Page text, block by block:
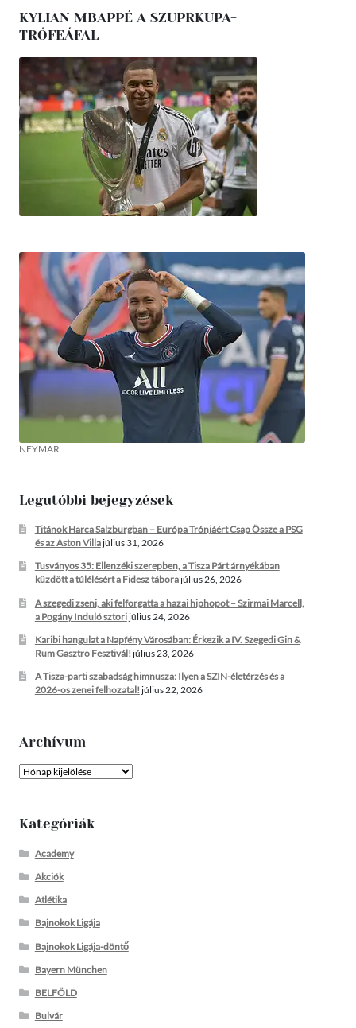
KYLIAN MBAPPÉ A SZUPRKUPA-
TRÓFEÁFAL
NEYMAR
Legutóbbi bejegyzések
Titánok Harca Salzburgban – Európa Trónjáért Csap Össze a PSG
és az Aston Villajúlius 31, 2026
Tusványos 35: Ellenzéki szerepben, a Tisza Párt árnyékában
küzdött a túlélésért a Fidesz táborajúlius 26, 2026
A szegedi zseni, aki felforgatta a hazai hiphopot – Szirmai Marcell,
a Pogány Induló sztorijúlius 24, 2026
Karibi hangulat a Napfény Városában: Érkezik a IV. Szegedi Gin &
Rum Gasztro Fesztivál! július 23, 2026
A Tisza-parti szabadság himnusza: Ilyen a SZIN-életérzés és a
2026-os zenei felhozatal! július 22, 2026
Archívum
Archívum
Kategóriák
Academy
Akciók
Atlétika
Bajnokok Ligája
Bajnokok Ligája-döntő
Bayern München
BELFÖLD
Bulvár